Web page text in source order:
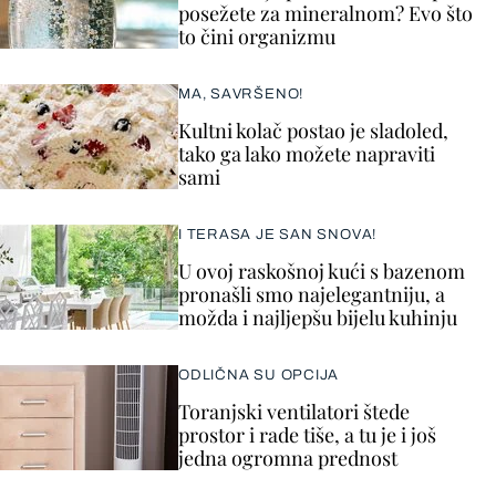
posežete za mineralnom? Evo što
to čini organizmu
MA, SAVRŠENO!
Kultni kolač postao je sladoled,
tako ga lako možete napraviti
sami
I TERASA JE SAN SNOVA!
U ovoj raskošnoj kući s bazenom
pronašli smo najelegantniju, a
možda i najljepšu bijelu kuhinju
ODLIČNA SU OPCIJA
Toranjski ventilatori štede
prostor i rade tiše, a tu je i još
jedna ogromna prednost